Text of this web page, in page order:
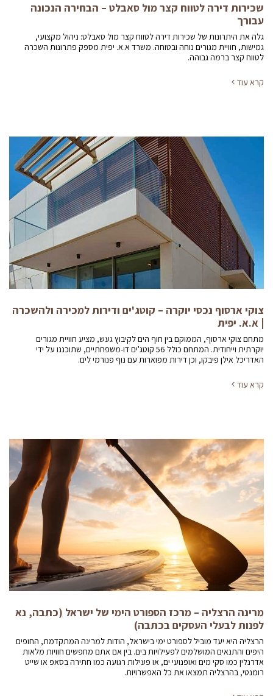
שכירות דירה לטווח קצר מול סאבלט – הבחירה הנכונה
עבורך
גלה את היתרונות של שכירות דירה לטווח קצר מול סאבלט: ניהול מקצועי,
גמישות, חוויית מגורים נוחה ובטוחה. משרד א.א. יפית מספק פתרונות השכרה
לטווח קצר ברמה גבוהה.
קרא עוד
צוקי ארסוף נכסי יוקרה – קוטג'ים ודירות למכירה ולהשכרה
| א.א. יפית
מתחם צוקי ארסוף, הממוקם בין חוף הים לקיבוץ געש, מציע חוויית מגורים
יוקרתית וייחודית. המתחם כולל 56 קוטג'ים דו-משפחתיים, שתוכננו על ידי
האדריכל אילן פיבקו, וכן דירות מפוארות עם נוף פנורמי לים.
קרא עוד
מרינה הרצליה – מרכז הספורט הימי של ישראל (כתבה, נא
לפנות לבעלי העסקים בכתבה)
הרצליה היא יעד מוביל לספורט ימי בישראל, הודות למרינה המתקדמת, החופים
היפים והתנאים המושלמים לפעילויות בים. בין אם אתם מחפשים חוויות מלאות
אדרנלין כמו סקי מים ואופנועי ים, או פעילות רגועה כמו חתירה בסאפ או שייט
רומנטי, בהרצליה תמצאו את כל האפשרויות.